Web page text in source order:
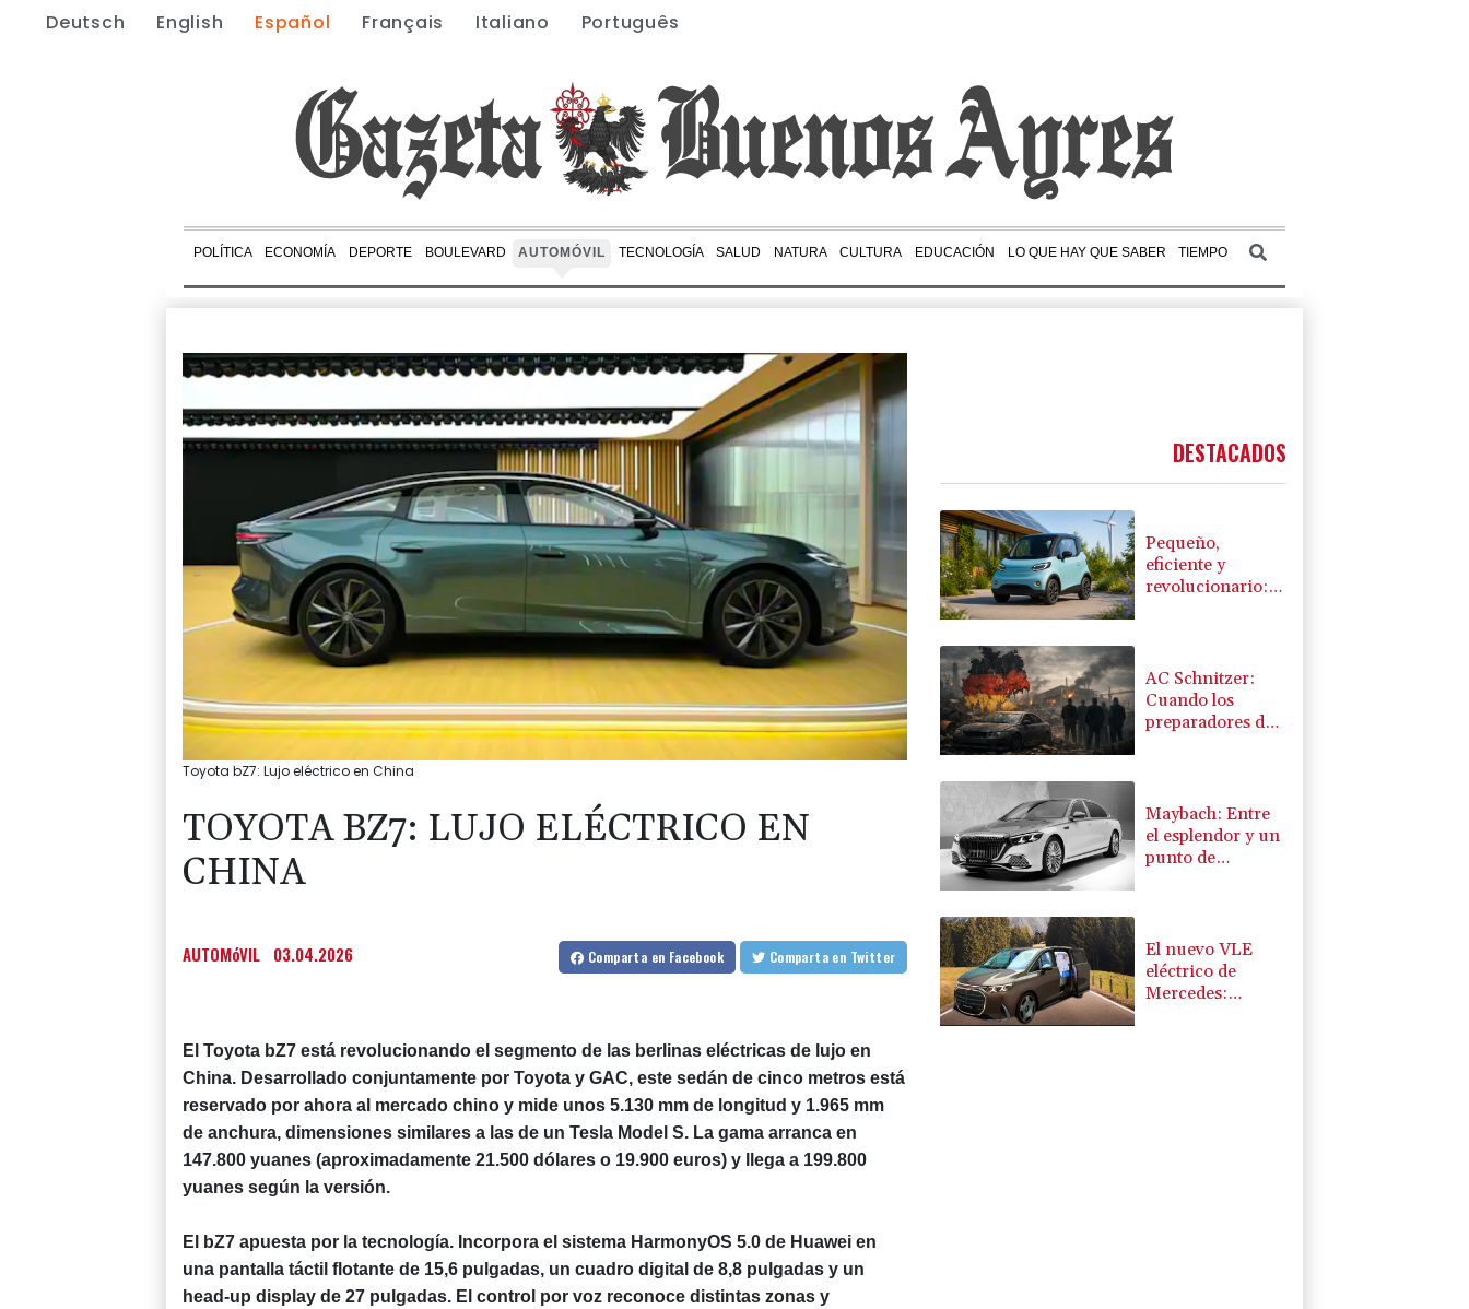
Deutsch English Español Français Italiano Português
POLÍTICA ECONOMÍA DEPORTE BOULEVARD AUTOMÓVIL TECNOLOGÍA SALUD NATURA CULTURA EDUCACIÓN LO QUE HAY QUE SABER TIEMPO
Toyota bZ7: Lujo eléctrico en China
TOYOTA BZ7: LUJO ELÉCTRICO EN
CHINA
AUTOMóVIL 03.04.2026 Comparta en Facebook Comparta en Twitter
El Toyota bZ7 está revolucionando el segmento de las berlinas eléctricas de lujo en
China. Desarrollado conjuntamente por Toyota y GAC, este sedán de cinco metros está
reservado por ahora al mercado chino y mide unos 5.130 mm de longitud y 1.965 mm
de anchura, dimensiones similares a las de un Tesla Model S. La gama arranca en
147.800 yuanes (aproximadamente 21.500 dólares o 19.900 euros) y llega a 199.800
yuanes según la versión.
El bZ7 apuesta por la tecnología. Incorpora el sistema HarmonyOS 5.0 de Huawei en
una pantalla táctil flotante de 15,6 pulgadas, un cuadro digital de 8,8 pulgadas y un
head‑up display de 27 pulgadas. El control por voz reconoce distintas zonas y
DESTACADOS
Pequeño,
eficiente y
revolucionario: el
AC Schnitzer:
Cuando los
preparadores de
Maybach: Entre
el esplendor y un
punto de
El nuevo VLE
eléctrico de
Mercedes: